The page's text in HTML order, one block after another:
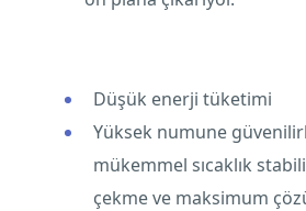
Düşük enerji tüketimi
Yüksek numune
mükemmel sıcaklık
çekme ve maksimum